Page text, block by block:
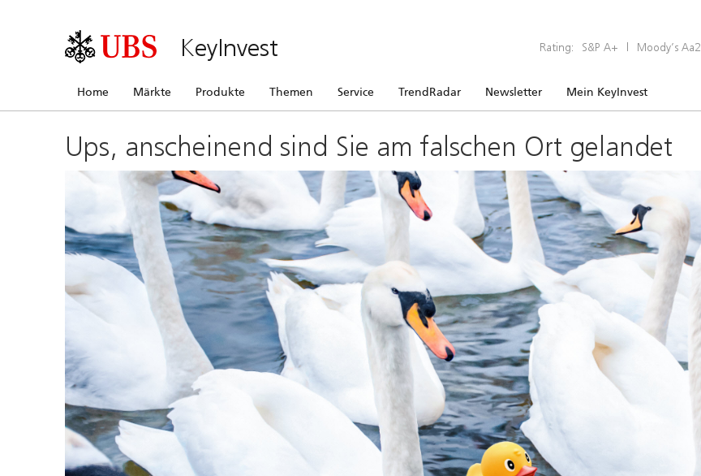
KeyInvest Rating: S&P A+ | Moody’s Aa2
Home Märkte Produkte Themen Service TrendRadar Newsletter Mein KeyInvest
Ups, anscheinend sind Sie am falschen Ort gelandet